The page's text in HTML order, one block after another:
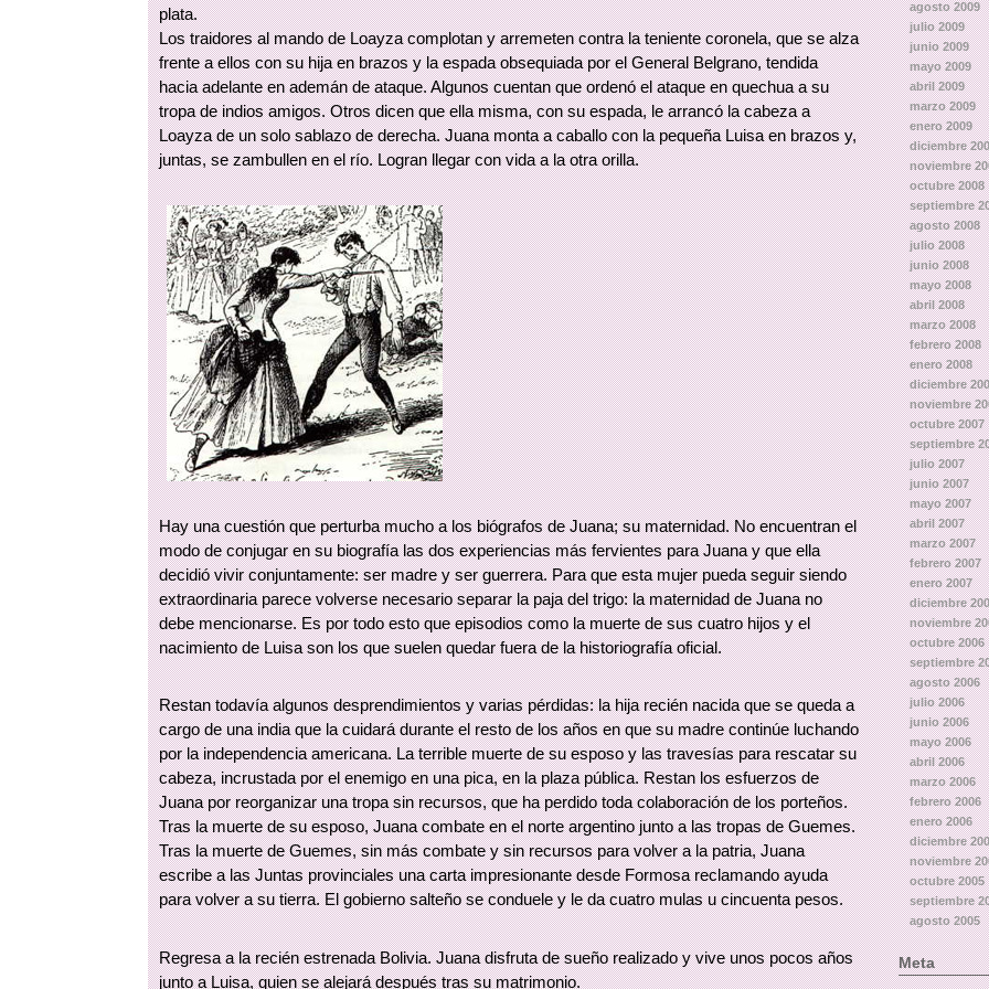
plata.
Los traidores al mando de Loayza complotan y arremeten contra la teniente coronela, que se alza
frente a ellos con su hija en brazos y la espada obsequiada por el General Belgrano, tendida
hacia adelante en ademán de ataque. Algunos cuentan que ordenó el ataque en quechua a su
tropa de indios amigos. Otros dicen que ella misma, con su espada, le arrancó la cabeza a
Loayza de un solo sablazo de derecha. Juana monta a caballo con la pequeña Luisa en brazos y,
juntas, se zambullen en el río. Logran llegar con vida a la otra orilla.
Hay una cuestión que perturba mucho a los biógrafos de Juana; su maternidad. No encuentran el
modo de conjugar en su biografía las dos experiencias más fervientes para Juana y que ella
decidió vivir conjuntamente: ser madre y ser guerrera. Para que esta mujer pueda seguir siendo
extraordinaria parece volverse necesario separar la paja del trigo: la maternidad de Juana no
debe mencionarse. Es por todo esto que episodios como la muerte de sus cuatro hijos y el
nacimiento de Luisa son los que suelen quedar fuera de la historiografía oficial.
Restan todavía algunos desprendimientos y varias pérdidas: la hija recién nacida que se queda a
cargo de una india que la cuidará durante el resto de los años en que su madre continúe luchando
por la independencia americana. La terrible muerte de su esposo y las travesías para rescatar su
cabeza, incrustada por el enemigo en una pica, en la plaza pública. Restan los esfuerzos de
Juana por reorganizar una tropa sin recursos, que ha perdido toda colaboración de los porteños.
Tras la muerte de su esposo, Juana combate en el norte argentino junto a las tropas de Guemes.
Tras la muerte de Guemes, sin más combate y sin recursos para volver a la patria, Juana
escribe a las Juntas provinciales una carta impresionante desde Formosa reclamando ayuda
para volver a su tierra. El gobierno salteño se conduele y le da cuatro mulas u cincuenta pesos.
Regresa a la recién estrenada Bolivia. Juana disfruta de sueño realizado y vive unos pocos años
junto a Luisa, quien se alejará después tras su matrimonio.
agosto 2009
julio 2009
junio 2009
mayo 2009
abril 2009
marzo 2009
enero 2009
diciembre
noviembre
octubre 2008
septiembre
agosto 2008
julio 2008
junio 2008
mayo 2008
abril 2008
marzo 2008
febrero 2008
enero 2008
diciembre
noviembre
octubre 2007
septiembre
julio 2007
junio 2007
mayo 2007
abril 2007
marzo 2007
febrero 2007
enero 2007
diciembre
noviembre
octubre 2006
septiembre
agosto 2006
julio 2006
junio 2006
mayo 2006
abril 2006
marzo 2006
febrero 2006
enero 2006
diciembre
noviembre
octubre 2005
septiembre
agosto 2005
Meta